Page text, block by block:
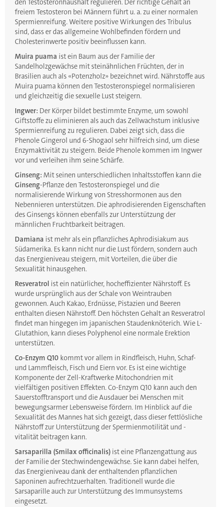
den Testosteronhaushalt regulieren. Der richtige Gehalt an
freiem Testosteron bei Männern führt u. a. zu einer normalen
Spermienreifung. Weitere positive Wirkungen des Tribulus
sind, dass er das allgemeine Wohlbefinden fördern und
Cholesterinwerte positiv beeinflussen kann.
Muira puama ist ein Baum aus der Familie der
Sandelholzgewächse mit steinähnlichen Früchten, der in
Brasilien auch als «Potenzholz» bezeichnet wird. Nährstoffe aus
Muira puama können den Testosteronspiegel normalisieren
und gleichzeitig die sexuelle Lust steigern.
Ingwer: Der Körper bildet bestimmte Enzyme, um sowohl
Giftstoffe zu eliminieren als auch das Zellwachstum inklusive
Spermienreifung zu regulieren. Dabei zeigt sich, dass die
Phenole Gingerol und 6-Shogaol sehr hilfreich sind, um diese
Enzymaktivität zu steigern. Beide Phenole kommen im Ingwer
vor und verleihen ihm seine Schärfe.
Ginseng: Mit seinen unterschiedlichen Inhaltsstoffen kann die
Ginseng-Pflanze den Testosteronspiegel und die
normalisierende Wirkung von Stresshormonen aus den
Nebennieren unterstützen. Die aphrodisierenden Eigenschaften
des Ginsengs können ebenfalls zur Unterstützung der
männlichen Fruchtbarkeit beitragen.
Damiana ist mehr als ein pflanzliches Aphrodisiakum aus
Südamerika. Es kann nicht nur die Lust fördern, sondern auch
das Energieniveau steigern, mit Vorteilen, die über die
Sexualität hinausgehen.
Resveratrol ist ein natürlicher, hocheffizienter Nährstoff. Es
wurde ursprünglich aus der Schale von Weintrauben
gewonnen. Auch Kakao, Erdnüsse, Pistazien und Beeren
enthalten diesen Nährstoff. Den höchsten Gehalt an Resveratrol
findet man hingegen im japanischen Staudenknöterich. Wie L-
Glutathion, kann dieses Polyphenol eine normale Erektion
unterstützen.
Co-Enzym Q10 kommt vor allem in Rindfleisch, Huhn, Schaf-
und Lammfleisch, Fisch und Eiern vor. Es ist eine wichtige
Komponente der Zell-Kraftwerke Mitochondrien mit
vielfältigen positiven Effekten. Co-Enzym Q10 kann auch den
Sauerstofftransport und die Ausdauer bei Menschen mit
bewegungsarmer Lebensweise fördern. Im Hinblick auf die
Sexualität des Mannes hat sich gezeigt, dass dieser fettlösliche
Nährstoff zur Unterstützung der Spermienmotilität und -
vitalität beitragen kann.
Sarsaparilla (Smilax officinalis) ist eine Pflanzengattung aus
der Familie der Stechwindengewächse. Sie kann dabei helfen,
das Energieniveau dank der enthaltenden pflanzlichen
Saponinen aufrechtzuerhalten. Traditionell wurde die
Sarsaparille auch zur Unterstützung des Immunsystems
eingesetzt.